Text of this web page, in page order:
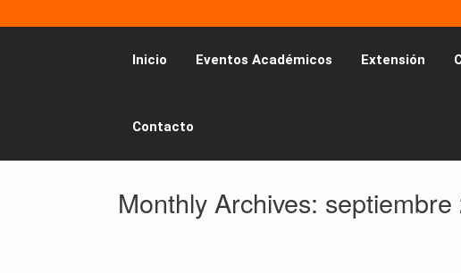
Inicio Eventos Académicos Extensión
Contacto
Monthly Archives: septiembre